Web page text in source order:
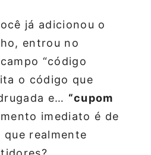
já adicionou o
entrou no
“código
o código que
e… “cupom
imediato é de
realmente